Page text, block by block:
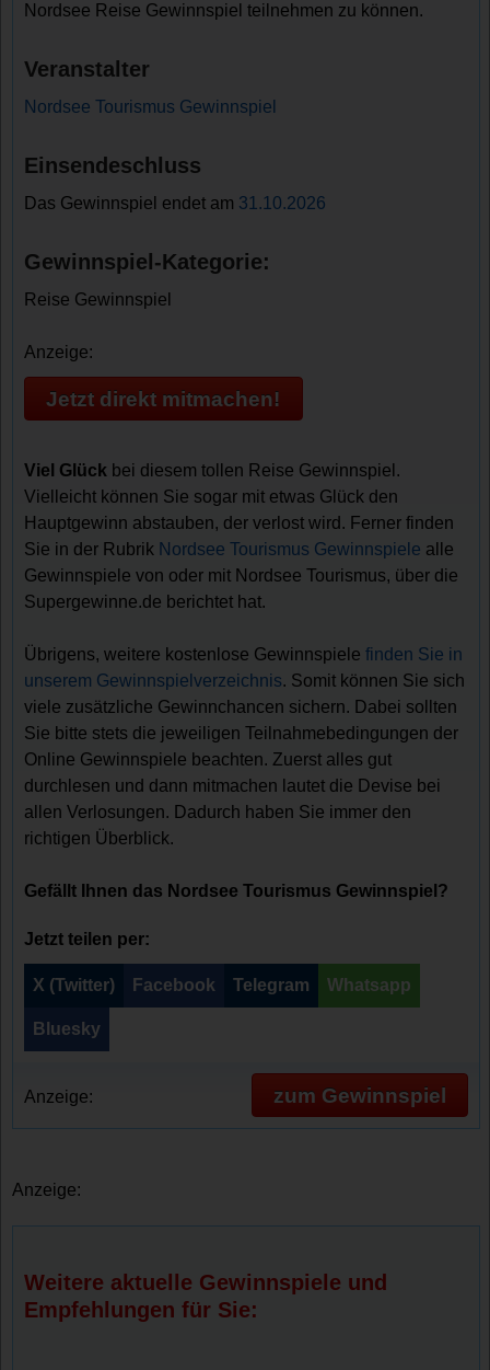
Nordsee Reise Gewinnspiel teilnehmen zu können.
Veranstalter
Nordsee Tourismus Gewinnspiel
Einsendeschluss
Das Gewinnspiel endet am 31.10.2026
Gewinnspiel-Kategorie:
Reise Gewinnspiel
Anzeige:
Jetzt direkt mitmachen!
Viel Glück bei diesem tollen Reise Gewinnspiel.
Vielleicht können Sie sogar mit etwas Glück den
Hauptgewinn abstauben, der verlost wird. Ferner finden
Sie in der Rubrik Nordsee Tourismus Gewinnspiele alle
Gewinnspiele von oder mit Nordsee Tourismus, über die
Supergewinne.de berichtet hat.
Übrigens, weitere kostenlose Gewinnspielefinden Sie in
unserem Gewinnspielverzeichnis. Somit können Sie sich
viele zusätzliche Gewinnchancen sichern. Dabei sollten
Sie bitte stets die jeweiligen Teilnahmebedingungen der
Online Gewinnspiele beachten. Zuerst alles gut
durchlesen und dann mitmachen lautet die Devise bei
allen Verlosungen. Dadurch haben Sie immer den
richtigen Überblick.
Gefällt Ihnen das Nordsee Tourismus Gewinnspiel?
Jetzt teilen per:
X (Twitter) Facebook Telegram Whatsapp
Bluesky
Anzeige: zum Gewinnspiel
Anzeige:
Weitere aktuelle Gewinnspiele und
Empfehlungen für Sie: